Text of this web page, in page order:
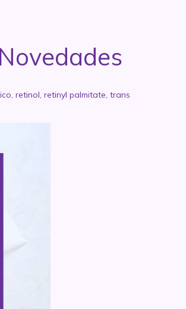
, retinol, retinyl palmitate, trans